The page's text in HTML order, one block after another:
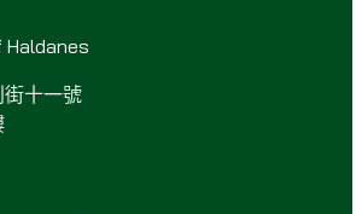
十一號